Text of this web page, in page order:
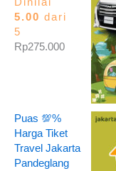
5.00 dari
5
Rp275.000
Puas 💯%
Harga Tiket
Travel Jakarta
Pandeglang